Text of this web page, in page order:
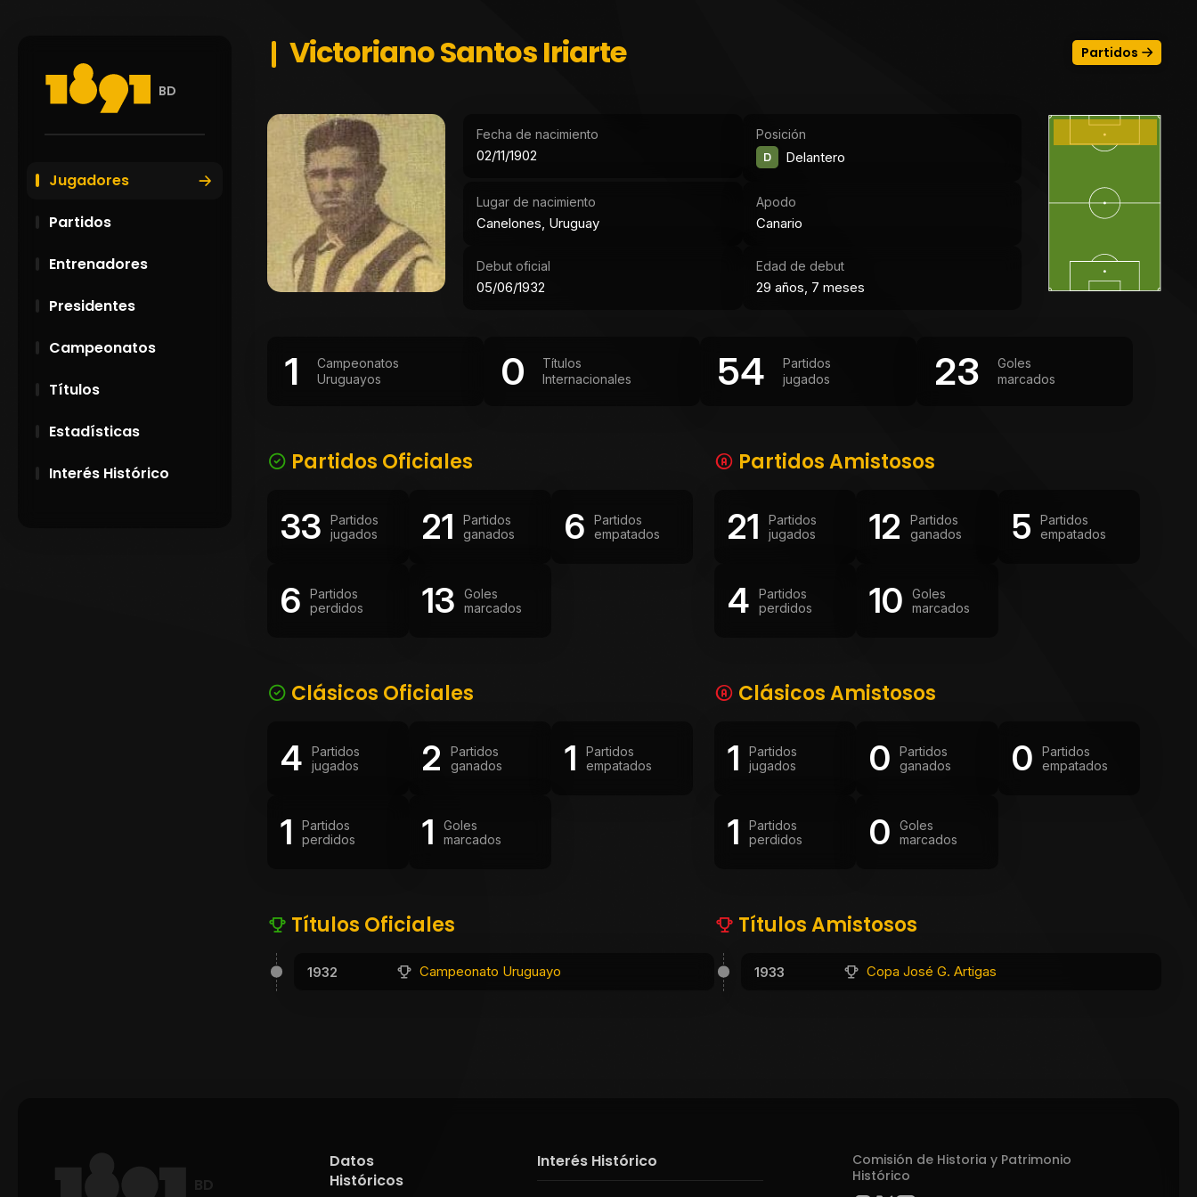
BD
Jugadores
Partidos
Entrenadores
Presidentes
Campeonatos
Títulos
Estadísticas
Interés Histórico
Victoriano Santos Iriarte Partidos
Fecha de nacimiento
02/11/1902
Posición
D Delantero
Lugar de nacimiento
Canelones, Uruguay
Apodo
Canario
Debut oficial
05/06/1932
Edad de debut
29 años, 7 meses
1
Campeonatos
Uruguayos
0
Títulos
Internacionales
54
Partidos
jugados
23
Goles
marcados
Partidos Oficiales
33
Partidos
jugados
21
Partidos
ganados
6
Partidos
empatados
6
Partidos
perdidos
13
Goles
marcados
Partidos Amistosos
21
Partidos
jugados
12
Partidos
ganados
5
Partidos
empatados
4
Partidos
perdidos
10
Goles
marcados
Clásicos Oficiales
4
Partidos
jugados
2
Partidos
ganados
1
Partidos
empatados
1
Partidos
perdidos
1
Goles
marcados
Clásicos Amistosos
1
Partidos
jugados
0
Partidos
ganados
0
Partidos
empatados
1
Partidos
perdidos
0
Goles
marcados
Títulos Oficiales
1932 Campeonato Uruguayo
Títulos Amistosos
1933 Copa José G. Artigas
BD
Datos
Históricos
Interés Histórico
Comisión de Historia y Patrimonio
Histórico